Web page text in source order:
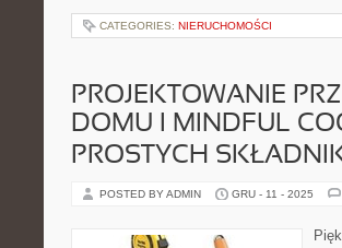
CATEGORIES: NIERUCHOMOŚCI
PROJEKTOWANIE
DOMU I MINDFUL
PROSTYCH
POSTED BY ADMIN GRU - 11 - 2025